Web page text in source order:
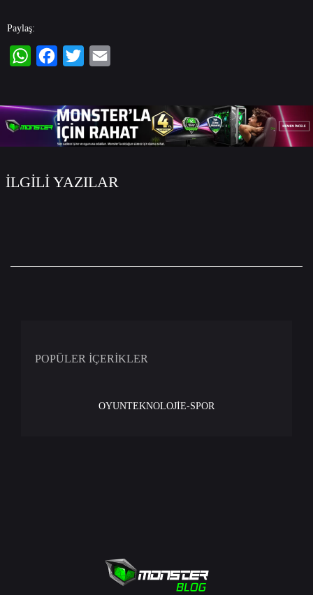
Paylaş:
WhatsAppFacebookTwitter
İLGİLİ YAZILAR
POPÜLER İÇERİKLER
OYUNTEKNOLOJİE-SPOR